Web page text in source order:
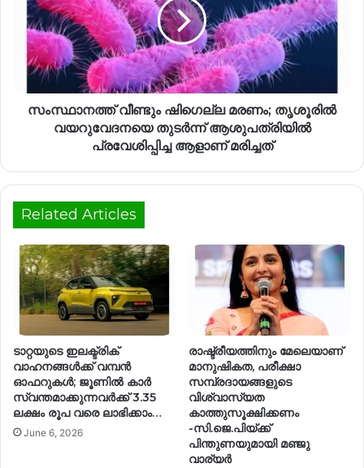
സംസ്ഥാനത്ത് വീണ്ടും ഷി​ഗെല്ല മരണം; തൃശൂരിൽ
വയറുവേദനയെ തുടർന്ന് ആശുപത്രിയിൽ
പ്രവേശിപ്പിച്ച ആളാണ് മരിച്ചത്
Related Articles
ടാറ്റയുടെ ഇലക്ട്രിക്
വാഹനങ്ങൾക്ക് വമ്പൻ
ഓഫറുകൾ; ജൂണിൽ കാർ
സ്വന്തമാക്കുന്നവർക്ക് 3.35
ലക്ഷം രൂപ വരെ ലാഭിക്കാം…
June 6, 2026
രാഷ്ട്രീയത്തിനും മേലെയാണ്
മാനുഷികത, പരീക്ഷാ
സമ്പ്രദായങ്ങളുടെ
വിശ്വാസ്യത
കാത്തുസൂക്ഷിക്കണം
-സി.ജെ.പിയ്ക്ക്
പിന്തുണയുമായി മഞ്ജു
വാര്യർ